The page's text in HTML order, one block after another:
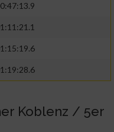
Koblenz / 5er